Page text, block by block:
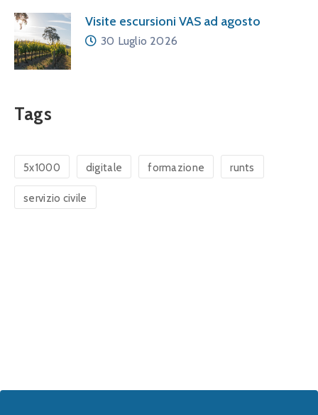
Visite escursioni VAS ad agosto
30 Luglio 2026
Tags
5x1000 digitale formazione runts
servizio civile